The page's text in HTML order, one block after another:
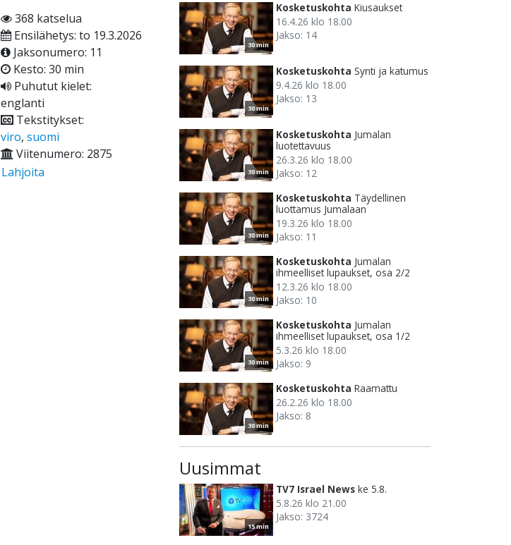
368 katselua
Ensilähetys: to 19.3.2026
Jaksonumero: 11
Kesto: 30 min
Puhutut kielet:
englanti
Tekstitykset:
viro, suomi
Viitenumero: 2875
Lahjoita
30 min
Kosketuskohta Kiusaukset
16.4.26 klo 18.00
Jakso: 14
30 min
Kosketuskohta Synti ja katumus
9.4.26 klo 18.00
Jakso: 13
30 min
Kosketuskohta Jumalan
luotettavuus
26.3.26 klo 18.00
Jakso: 12
30 min
Kosketuskohta Täydellinen
luottamus Jumalaan
19.3.26 klo 18.00
Jakso: 11
30 min
Kosketuskohta Jumalan
ihmeelliset lupaukset, osa 2/2
12.3.26 klo 18.00
Jakso: 10
30 min
Kosketuskohta Jumalan
ihmeelliset lupaukset, osa 1/2
5.3.26 klo 18.00
Jakso: 9
30 min
Kosketuskohta Raamattu
26.2.26 klo 18.00
Jakso: 8
Uusimmat
15 min
TV7 Israel News ke 5.8.
5.8.26 klo 21.00
Jakso: 3724